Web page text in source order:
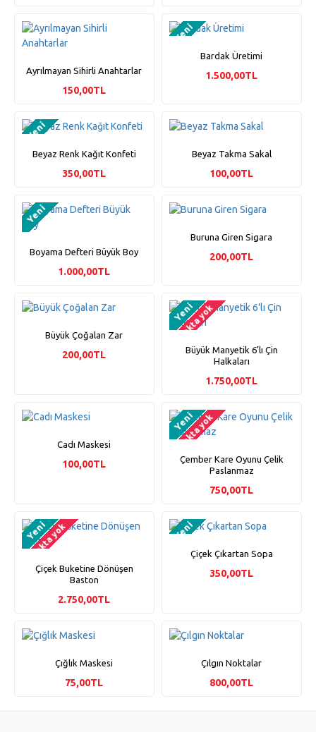
Ayrılmayan Sihirli Anahtarlar
150,00TL
Yeni
Bardak Üretimi
1.500,00TL
Yeni
Beyaz Renk Kağıt Konfeti
350,00TL
Beyaz Takma Sakal
100,00TL
Yeni
Boyama Defteri Büyük Boy
1.000,00TL
Buruna Giren Sigara
200,00TL
Büyük Çoğalan Zar
200,00TL
Yeni
Stokta yok
Büyük Manyetik 6'lı Çin
Halkaları
1.750,00TL
Cadı Maskesi
100,00TL
Yeni
Stokta yok
Çember Kare Oyunu Çelik
Paslanmaz
750,00TL
Yeni
Stokta yok
Çiçek Buketine Dönüşen
Baston
2.750,00TL
Yeni
Çiçek Çıkartan Sopa
350,00TL
Çığlık Maskesi
75,00TL
Çılgın Noktalar
800,00TL